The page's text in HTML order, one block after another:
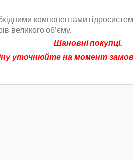
компонентами
великого об’єму.
Шановні покупці.
уточнюйте на момент